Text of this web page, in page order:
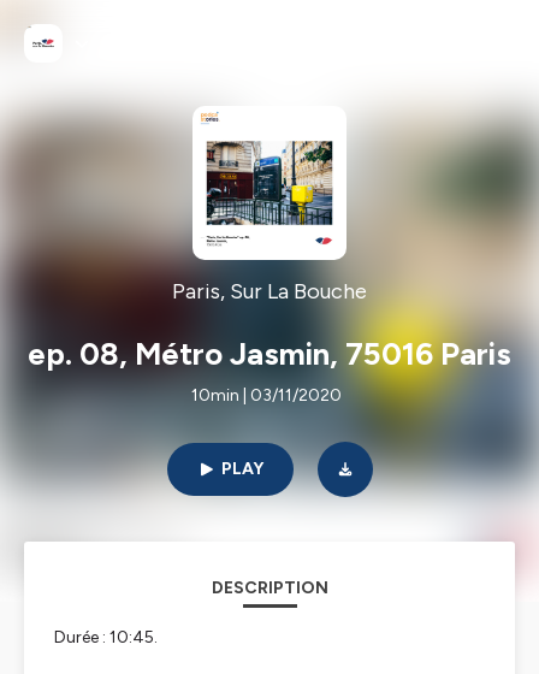
Paris, Sur La Bouche
ep. 08, Métro Jasmin, 75016 Paris
10min | 03/11/2020
PLAY
DESCRIPTION
Durée : 10:45.